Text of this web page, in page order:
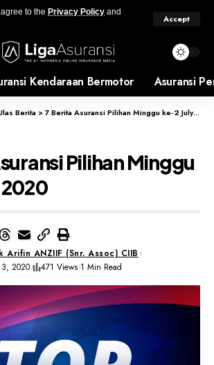
to the Privacy Policy and
Accept
Kendaraan Bermotor Asuransi
Berita >7 Berita Asuransi Pilihan Minggu ke-2 July 2020
Pilihan Minggu
Arifin ANZIIF (Snr. Assoc) CIIB
2020
471 Views 1 Min Read